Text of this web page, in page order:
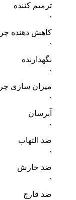
ترمیم کننده
,
کاهش دهنده
,
نگهدارنده
,
میزان سازی
,
آبرسان
,
ضد التهاب
,
ضد خارش
,
ضد قارچ